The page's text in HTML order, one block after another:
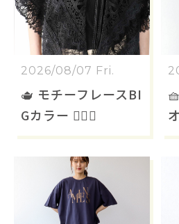
2026/08/07 Fri.
🫖 モチーフレースBI
Gカラー 🐕‍🦺🐩